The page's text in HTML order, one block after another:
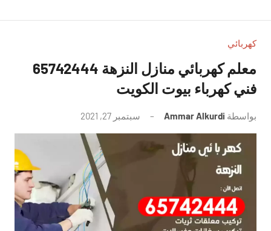
الكويت
للاعلانات
بالكويت
كهربائي
معلم كهربائي منازل النزهة 65742444
فني كهرباء بيوت الكويت
بواسطة Ammar Alkurdi سبتمبر 27, 2021
توجد